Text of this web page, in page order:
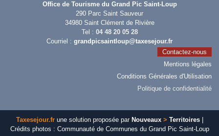
Office de Tourisme du Grand Pic Saint-Loup
290 Parc Saint Sauveur
34980 Saint Clément de Rivière
Tel : 04 48 20 05 28
Courriel : grandpicsaintloup@taxesejour.fr
Contactez-nous
Mentions légales
Conditions Générales d'Utilisation
Politique de confidentialité
Taxesejour.frune solution proposée par Nouveaux > Territoires|
Crédits photos : Communauté de Communes du Grand Pic Saint-Loup